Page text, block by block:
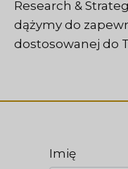
Research &
dążymy do
dostosowanej do
Imię